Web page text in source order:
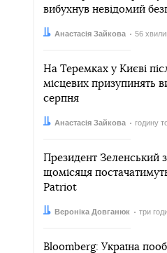
вибухнув невідомий
Автор:Анастасія Зайкова
Дата: 56
На Теремках у Києві
місцевих призупинять
серпня
Автор:Анастасія Зайкова
Дата: годину
Президент Зеленський
щомісяця
Patriot
Автор:
Вероніка Довганюк
Дата: три
Bloomberg: Україна